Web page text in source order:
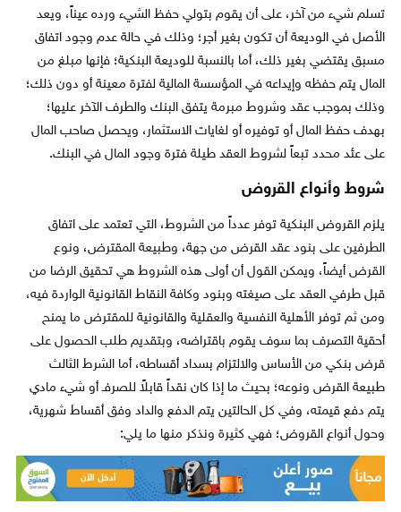
تسلم شيء من آخر، على أن يقوم بتولي حفظ الشيء ورده عيناً، ويعد
الأصل في الوديعة أن تكون بغير أجر؛ وذلك في حالة عدم وجود اتفاق
مسبق يقتضي بغير ذلك، أما بالنسبة للوديعة البنكية؛ فإنها مبلغ من
المال يتم حفظه وإيداعه في المؤسسة المالية لفترة معينة أو دون ذلك؛
وذلك بموجب عقد وشروط مبرمة يتفق البنك والطرف الآخر عليها؛
بهدف حفظ المال أو توفيره أو لغايات الاستثمار، ويحصل صاحب المال
على عئد محدد تبعاً لشروط العقد طيلة فترة وجود المال في البنك.
شروط وأنواع القروض
يلزم القروض البنكية توفر عدداً من الشروط، التي تعتمد على اتفاق
الطرفين على بنود عقد القرض من جهة، وطبيعة المقترض، ونوع
القرض أيضاً، ويمكن القول أن أولى هذه الشروط هي تحقيق الرضا من
قبل طرفي العقد على صيغته وبنود وكافة النقاط القانونية الواردة فيه،
ومن ثم توفر الأهلية النفسية والعقلية والقانونية للمقترض ما يمنح
أحقية التصرف بما سوف يقوم باقتراضه، وبتقديم طلب الحصول على
قرض بنكي من الأساس والالتزام بسداد أقساطه، أما الشرط الثالث
طبيعة القرض ونوعه؛ بحيث ما إذا كان نقداً قابلاً للصرفـ أو شيء مادي
يتم دفع قيمته، وفي كل الحالتين يتم الدفع والداد وفق أقساط شهرية،
وحول أنواع القروض؛ فهي كثيرة ونذكر منها ما يلي: